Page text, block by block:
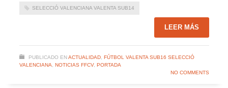
SELECCIÓ VALENCIANA VALENTA SUB14
LEER MÁS
PUBLICADO EN ACTUALIDAD, FÚTBOL VALENTA SUB16 SELECCIÓ
VALENCIANA
NOTICIAS FFCV, PORTADA
NO COMMENTS